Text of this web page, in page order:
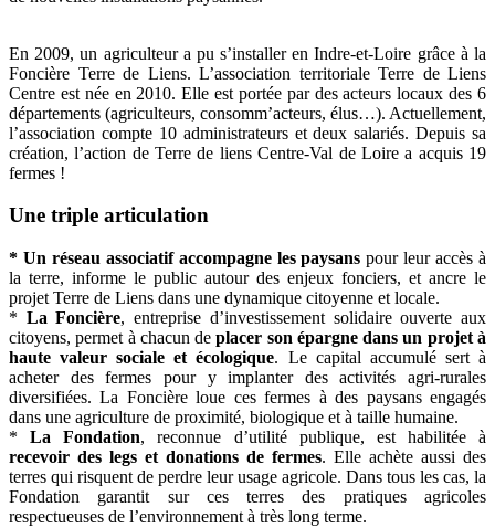
En 2009, un agriculteur a pu s’installer en Indre-et-Loire grâce à la
Foncière Terre de Liens. L’association territoriale Terre de Liens
Centre est née en 2010. Elle est portée par des acteurs locaux des 6
départements (agriculteurs, consomm’acteurs, élus…). Actuellement,
l’association compte 10 administrateurs et deux salariés. Depuis sa
création, l’action de Terre de liens Centre-Val de Loire a acquis 19
fermes !
Une triple articulation
* Un réseau associatif accompagne les paysans pour leur accès à
la terre, informe le public autour des enjeux fonciers, et ancre le
projet Terre de Liens dans une dynamique citoyenne et locale.
* La Foncière, entreprise d’investissement solidaire ouverte aux
citoyens, permet à chacun deplacer son épargne dans un projet à
haute valeur sociale et écologique. Le capital accumulé sert à
acheter des fermes pour y implanter des activités agri-rurales
diversifiées. La Foncière loue ces fermes à des paysans engagés
dans une agriculture de proximité, biologique et à taille humaine.
*La Fondation, reconnue d’utilité publique, est habilitée à
recevoir des legs et donations de fermes. Elle achète aussi des
terres qui risquent de perdre leur usage agricole. Dans tous les cas, la
Fondation garantit sur ces terres des pratiques agricoles
respectueuses de l’environnement à très long terme.